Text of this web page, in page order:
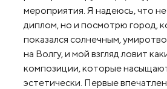
мероприятия. Я надеюсь, что
диплом, но и посмотрю город,
показался солнечным,
на Волгу, и мой взгляд ловит
композиции, которые
эстетически. Первые